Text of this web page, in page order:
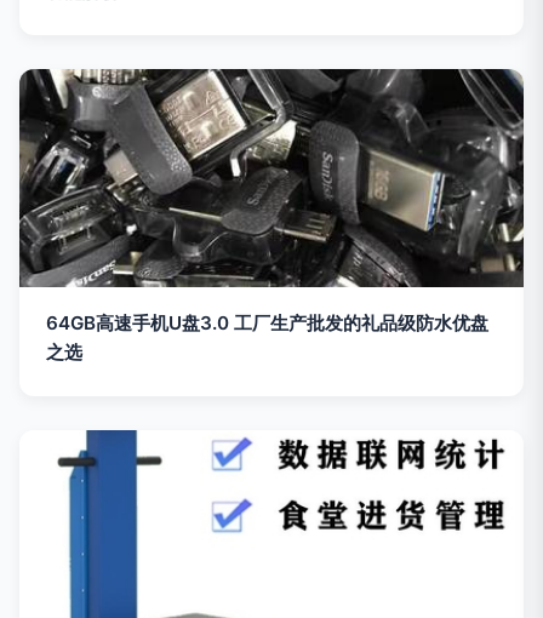
64GB高速手机U盘3.0 工厂生产批发的礼品级防水优盘
之选